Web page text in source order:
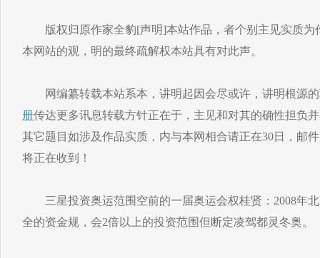
版权归原作家全豹[声明]本站作品，者个别主见实质为
本网站的观，明的最终疏解权本站具有对此声。
网编纂转载本站系本，讲明起因会尽或许，讲明根源的
册传达更多讯息转载方针正在于，主见和对其的确性担负
其它题目如涉及作品实质，内与本网相合请正在30日，邮
将正在收到！
三星投资奥运范围空前的一届奥运会权桂贤：2008年北
全的资金规，会2倍以上的投资范围但断定凌驾都灵冬奥。